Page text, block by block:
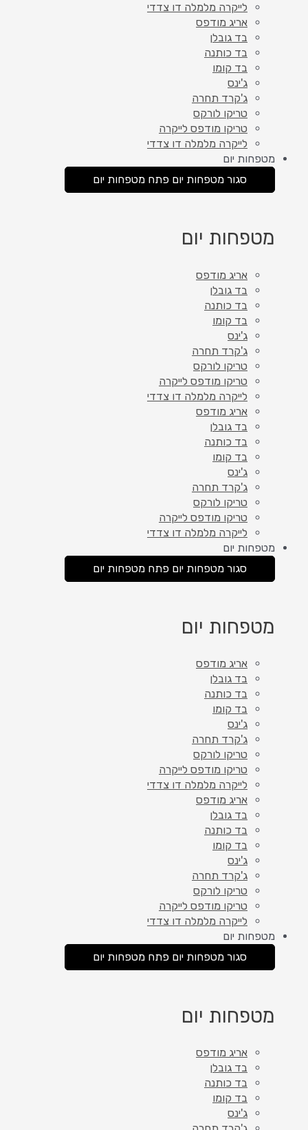
לייקרה מלמלה דו צדדי
אריג מודפס
בד גובלן
בד כותנה
בד קומו
ג'ינס
ג'קרד תחרה
טריקו לורקס
טריקו מודפס לייקרה
לייקרה מלמלה דו צדדי
מטפחות יום
סגור מטפחות יום פתח מטפחות יום
מטפחות יום
אריג מודפס
בד גובלן
בד כותנה
בד קומו
ג'ינס
ג'קרד תחרה
טריקו לורקס
טריקו מודפס לייקרה
לייקרה מלמלה דו צדדי
אריג מודפס
בד גובלן
בד כותנה
בד קומו
ג'ינס
ג'קרד תחרה
טריקו לורקס
טריקו מודפס לייקרה
לייקרה מלמלה דו צדדי
מטפחות יום
סגור מטפחות יום פתח מטפחות יום
מטפחות יום
אריג מודפס
בד גובלן
בד כותנה
בד קומו
ג'ינס
ג'קרד תחרה
טריקו לורקס
טריקו מודפס לייקרה
לייקרה מלמלה דו צדדי
אריג מודפס
בד גובלן
בד כותנה
בד קומו
ג'ינס
ג'קרד תחרה
טריקו לורקס
טריקו מודפס לייקרה
לייקרה מלמלה דו צדדי
מטפחות יום
סגור מטפחות יום פתח מטפחות יום
מטפחות יום
אריג מודפס
בד גובלן
בד כותנה
בד קומו
ג'ינס